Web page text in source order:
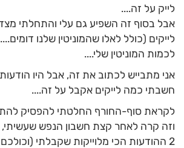
לייק על זה....
אבל בסוף זה השפיע גם עלי והתחלתי
לייקים (כולל לאלו שהמוניטין שלנו
לכמות המוניטין שלי....
אני מתבייש לכתוב את זה, אבל היו
חשבתי כמה לייקים אקבל על זה....
לקראת סוף-החורף החלטתי להפסיק
וזה קרה לאחר קצת חשבון הנפש שעשיתי,
2 ההודעות הכי מלוייקות שקבלתי